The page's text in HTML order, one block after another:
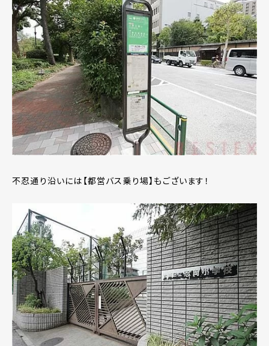
不忍通り沿いには【都営バス乗り場】もございます！